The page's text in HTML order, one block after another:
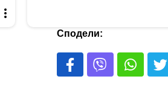
Сподели: